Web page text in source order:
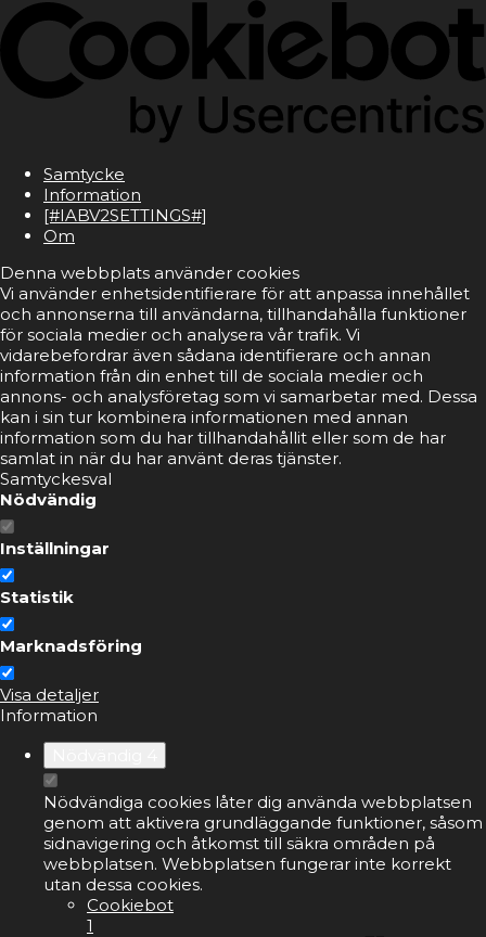
Samtycke
Information
[#IABV2SETTINGS#]
Om
Denna webbplats använder cookies
Vi använder enhetsidentifierare för att anpassa innehållet
och annonserna till användarna, tillhandahålla funktioner
för sociala medier och analysera vår trafik. Vi
vidarebefordrar även sådana identifierare och annan
information från din enhet till de sociala medier och
annons- och analysföretag som vi samarbetar med. Dessa
kan i sin tur kombinera informationen med annan
information som du har tillhandahållit eller som de har
samlat in när du har använt deras tjänster.
Samtyckesval
Nödvändig
Inställningar
Statistik
Marknadsföring
Visa detaljer
Information
Nödvändiga cookies låter dig använda webbplatsen
genom att aktivera grundläggande funktioner, såsom
sidnavigering och åtkomst till säkra områden på
webbplatsen. Webbplatsen fungerar inte korrekt
utan dessa cookies.
Cookiebot
1